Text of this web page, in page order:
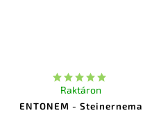
ENTONEM - Steinernema
Raktáron